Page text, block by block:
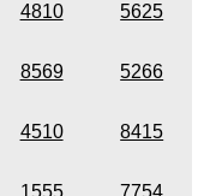
4810 5625
8569 5266
4510 8415
1555 7754